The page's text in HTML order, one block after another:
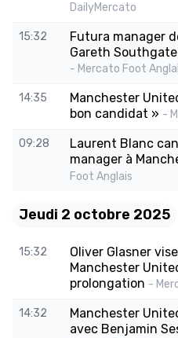
DailyMercato
15:32
Futura manager
Gareth
- Mercato Foot
14:35
Manchester
bon candidat » -
09:28
Laurent Blanc
manager à
Foot Anglais
Jeudi 2 octobre 2025
15:32
Oliver Glasner
Manchester
prolongation -
14:32
Manchester
avec Benjamin